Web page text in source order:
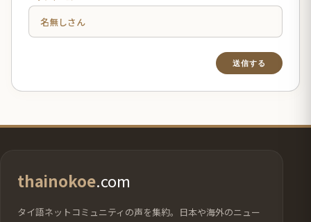
thainokoe.com
タイ語ネットコミュニティの声を集約。日本や海外のニュー